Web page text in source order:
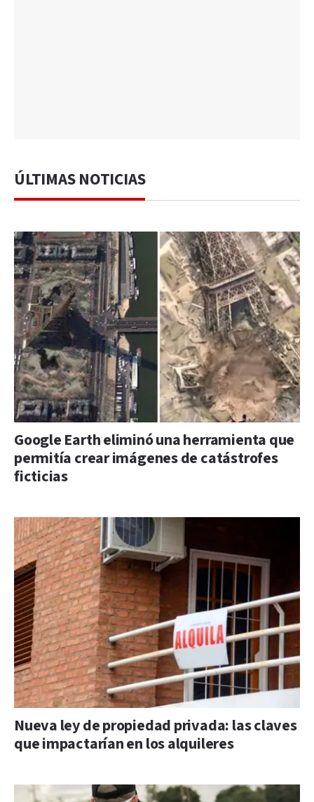
ÚLTIMAS NOTICIAS
Google Earth eliminó una herramienta que
permitía crear imágenes de catástrofes
ficticias
Nueva ley de propiedad privada: las claves
que impactarían en los alquileres